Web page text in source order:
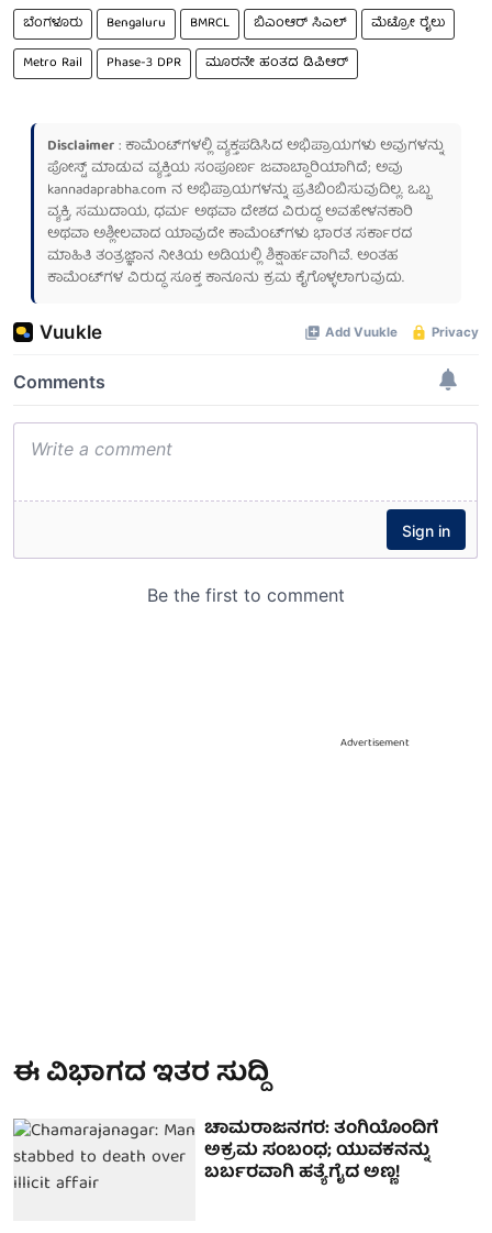
ಬೆಂಗಳೂರು Bengaluru BMRCL ಬಿಎಂಆರ್ ಸಿಎಲ್
ಮೆಟ್ರೋ ರೈಲು
Metro Rail
Phase-3 DPR ಮೂರನೇ ಹಂತದ ಡಿಪಿಆರ್
Disclaimer: ಕಾಮೆಂಟ್‌ಗಳಲ್ಲಿ ವ್ಯಕ್ತಪಡಿಸಿದ ಅಭಿಪ್ರಾಯಗಳು ಅವುಗಳನ್ನು
ಪೋಸ್ಟ್ ಮಾಡುವ ವ್ಯಕ್ತಿಯ ಸಂಪೂರ್ಣ ಜವಾಬ್ದಾರಿಯಾಗಿದೆ; ಅವು
kannadaprabha.com ನ ಅಭಿಪ್ರಾಯಗಳನ್ನು ಪ್ರತಿಬಿಂಬಿಸುವುದಿಲ್ಲ. ಒಬ್ಬ
ವ್ಯಕ್ತಿ, ಸಮುದಾಯ, ಧರ್ಮ ಅಥವಾ ದೇಶದ ವಿರುದ್ಧ ಅವಹೇಳನಕಾರಿ
ಅಥವಾ ಅಶ್ಲೀಲವಾದ ಯಾವುದೇ ಕಾಮೆಂಟ್‌ಗಳು ಭಾರತ ಸರ್ಕಾರದ
ಮಾಹಿತಿ ತಂತ್ರಜ್ಞಾನ ನೀತಿಯ ಅಡಿಯಲ್ಲಿ ಶಿಕ್ಷಾರ್ಹವಾಗಿವೆ. ಅಂತಹ
ಕಾಮೆಂಟ್‌ಗಳ ವಿರುದ್ಧ ಸೂಕ್ತ ಕಾನೂನು ಕ್ರಮ ಕೈಗೊಳ್ಳಲಾಗುವುದು.
Advertisement
ಈ ವಿಭಾಗದ ಇತರ ಸುದ್ದಿ
ಚಾಮರಾಜನಗರ: ತಂಗಿಯೊಂದಿಗೆ
ಅಕ್ರಮ ಸಂಬಂಧ; ಯುವಕನನ್ನು
ಬರ್ಬರವಾಗಿ ಹತ್ಯೆಗೈದ ಅಣ್ಣ!